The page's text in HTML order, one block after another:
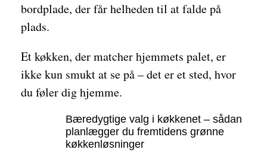
bordplade, der får helheden til at falde på
plads.
Et køkken, der matcher hjemmets palet, er
ikke kun smukt at se på – det er et sted, hvor
du føler dig hjemme.
Bæredygtige valg i køkkenet – sådan
planlægger du fremtidens grønne
køkkenløsninger